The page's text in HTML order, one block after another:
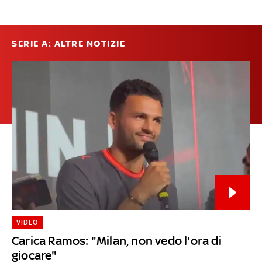
SERIE A: ALTRE NOTIZIE
Carica Ramos: "Milan, non vedo l'ora di
giocare"
VIDEO